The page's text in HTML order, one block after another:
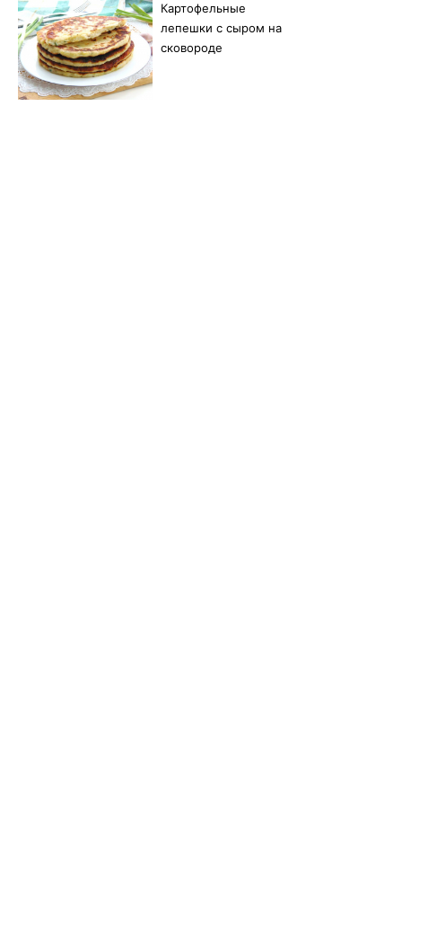
Картофельные
лепешки с сыром на
сковороде